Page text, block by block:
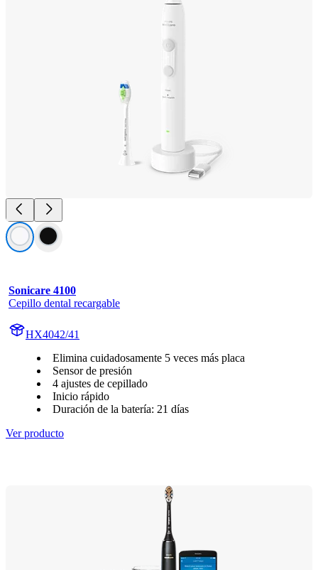
Sonicare 4100
Cepillo dental recargable
HX4042/41
Elimina cuidadosamente 5 veces más placa
Sensor de presión
4 ajustes de cepillado
Inicio rápido
Duración de la batería: 21 días
Ver producto